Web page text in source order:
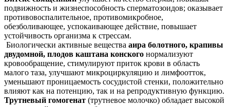
подвижность и жизнеспособность сперматозоидов; оказывает
противовоспалительное, противомикробное,
обезболивающее, успокаивающее действие, повышает
устойчивость организма к стрессам.
Биологически активные вещества аира болотного, крапивы
двудомной, плодов каштана конского нормализуют
кровообращение, стимулируют приток крови в область
малого таза, улучшают микроциркуляцию и лимфоотток,
уменьшают проницаемость сосудистой стенки, положительно
влияют как на потенцию, так и на репродуктивную функцию.
Трутневый гомогенат (трутневое молочко) обладает высокой